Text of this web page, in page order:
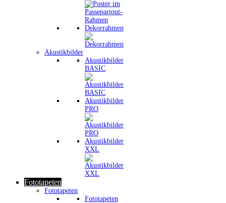
Dekorrahmen
Akustikbilder
Akustikbilder
BASIC
Akustikbilder
PRO
Akustikbilder
XXL
Fototapeten
Fototapeten
Fototapeten